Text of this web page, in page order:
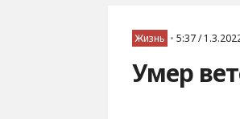
Жизнь • 5:37 /
Умер